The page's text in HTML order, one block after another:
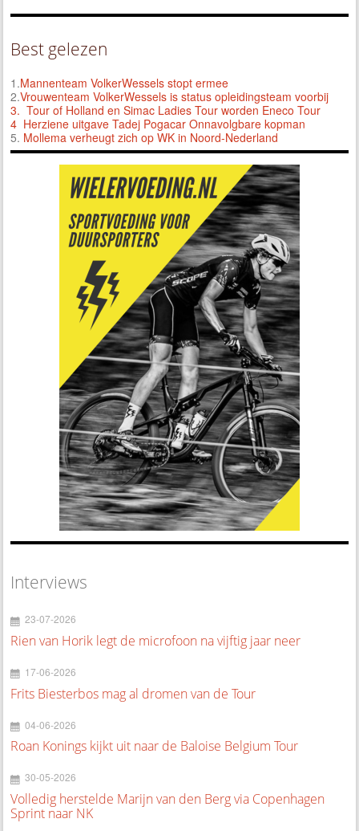
Best gelezen
1.Mannenteam VolkerWessels stopt ermee
2.Vrouwenteam VolkerWessels is status opleidingsteam voorbij
3. Tour of Holland en Simac Ladies Tour worden Eneco Tour
4 Herziene uitgave Tadej Pogacar Onnavolgbare kopman
5. Mollema verheugt zich op WK in Noord-Nederland
Interviews
23-07-2026
Rien van Horik legt de microfoon na vijftig jaar neer
17-06-2026
Frits Biesterbos mag al dromen van de Tour
04-06-2026
Roan Konings kijkt uit naar de Baloise Belgium Tour
30-05-2026
Volledig herstelde Marijn van den Berg via Copenhagen
Sprint naar NK